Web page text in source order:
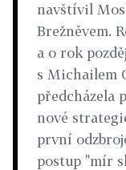
navštívil
Brežněvem.
a o rok
s Michailem
předcházela
nové
první
postup "mír